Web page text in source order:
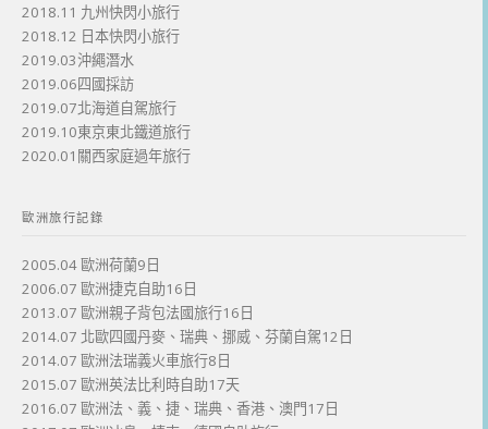
2018.11 九州快閃小旅行
2018.12 日本快閃小旅行
2019.03沖繩潛水
2019.06四國採訪
2019.07北海道自駕旅行
2019.10東京東北鐵道旅行
2020.01關西家庭過年旅行
歐洲旅行記錄
2005.04 歐洲荷蘭9日
2006.07 歐洲捷克自助16日
2013.07 歐洲親子背包法國旅行16日
2014.07 北歐四國丹麥、瑞典、挪威、芬蘭自駕12日
2014.07 歐洲法瑞義火車旅行8日
2015.07 歐洲英法比利時自助17天
2016.07 歐洲法、義、捷、瑞典、香港、澳門17日